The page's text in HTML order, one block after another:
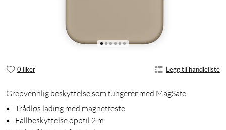
0 liker Legg til handleliste
Grepvennlig beskyttelse som fungerer med MagSafe
Trådløs lading med magnetfeste
Fallbeskyttelse opptil 2 m